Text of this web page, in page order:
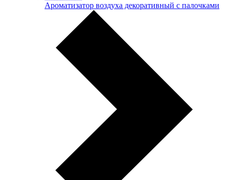
Ароматизатор воздуха декоративный с палочками